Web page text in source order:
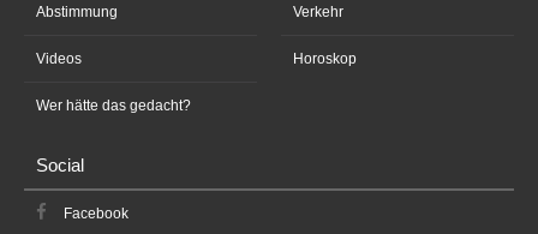
Abstimmung
Videos
Wer hätte das gedacht?
Verkehr
Horoskop
Social
Facebook